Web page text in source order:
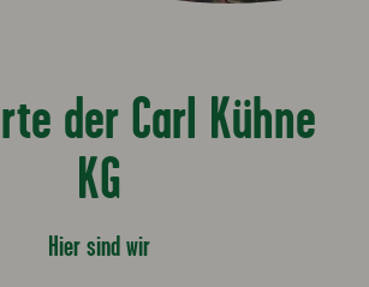
der Carl Kühne
KG
Hier sind wir